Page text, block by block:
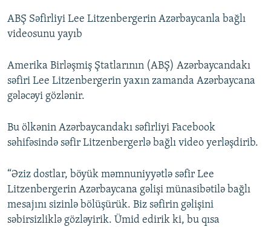
XƏBƏR BÜLLETENLƏRIMIZ
ABŞ Səfirliyi Lee Litzenbergerin Azərbaycanla bağlı
videosunu yayıb
Amerika Birləşmiş Ştatlarının (ABŞ) Azərbaycandakı
səfiri Lee Litzenbergerin yaxın zamanda Azərbaycana
gələcəyi gözlənir.
Bu ölkənin Azərbaycandakı səfirliyi Facebook
səhifəsində səfir Litzenbergerlə bağlı video yerləşdirib.
“Əziz dostlar, böyük məmnuniyyətlə səfir Lee
Litzenbergerin Azərbaycana gəlişi münasibətilə bağlı
mesajını sizinlə bölüşürük. Biz səfirin gəlişini
səbirsizliklə gözləyirik. Ümid edirik ki, bu qısa